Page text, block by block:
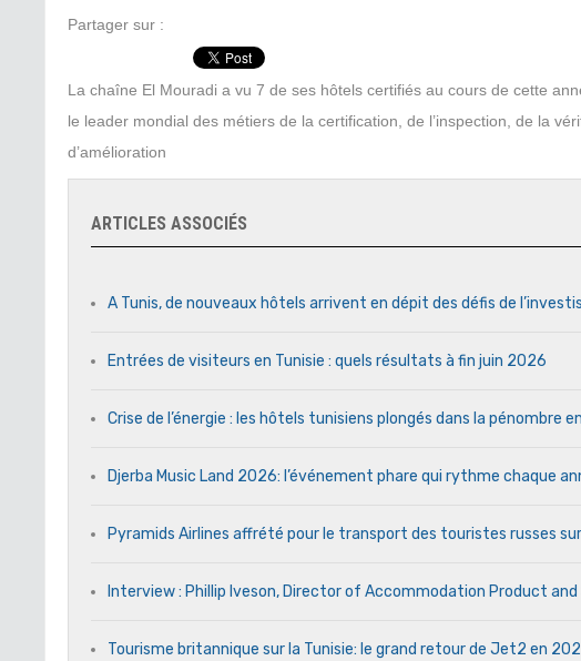
Partager sur :
La chaîne El Mouradi a vu 7 de ses hôtels certifiés au cours de cette
le leader mondial des métiers de la certification, de l’inspection, de la
d’amélioration
ARTICLES ASSOCIÉS
A Tunis, de nouveaux hôtels arrivent en dépit des défis de
Entrées de visiteurs en Tunisie : quels résultats à fin juin 2026
Crise de l’énergie : les hôtels tunisiens plongés dans la pénombre
Djerba Music Land 2026: l’événement phare qui rythme chaque
Pyramids Airlines affrété pour le transport des touristes russes
Interview : Phillip Iveson, Director of Accommodation Product and
Tourisme britannique sur la Tunisie: le grand retour de Jet2 en